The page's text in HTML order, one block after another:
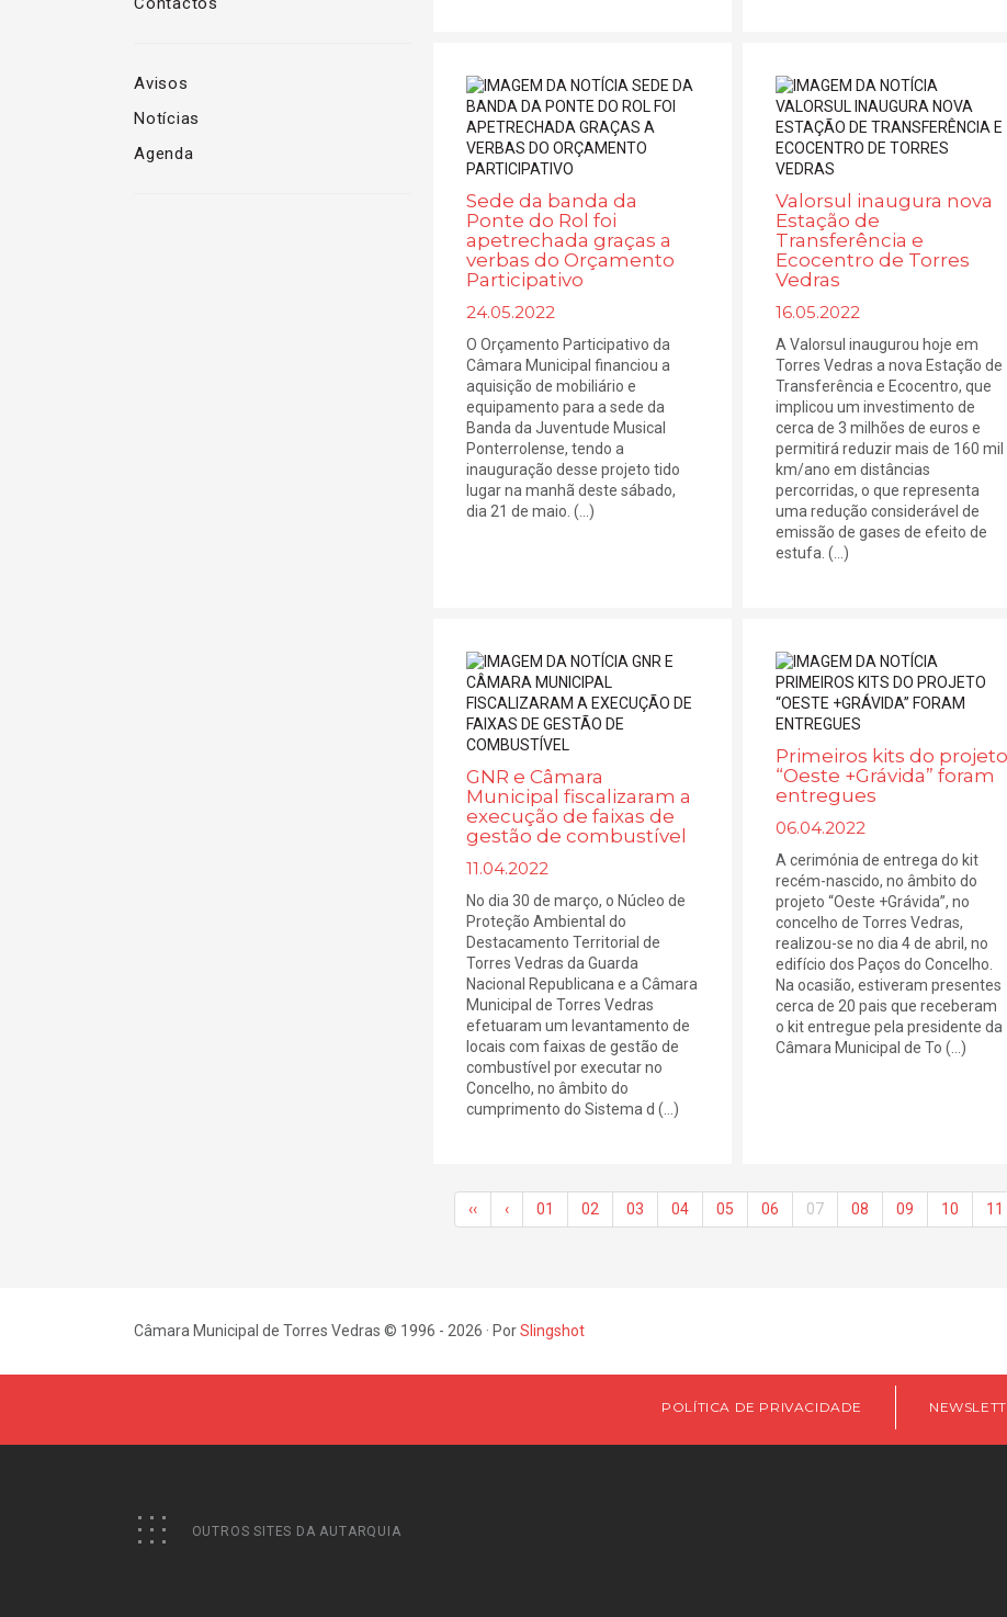
Avisos
Notícias
Agenda
Sede da banda da
Ponte do Rol foi
apetrechada graças a
verbas do Orçamento
Participativo
24.05.2022
O Orçamento Participativo da
Câmara Municipal financiou a
aquisição de mobiliário e
equipamento para a sede da
Banda da Juventude Musical
Ponterrolense, tendo a
inauguração desse projeto tido
lugar na manhã deste sábado,
dia 21 de maio. (...)
Valorsul inaugura nova
Estação de
Transferência e
Ecocentro de Torres
Vedras
16.05.2022
A Valorsul inaugurou hoje em
Torres Vedras a nova Estação de
Transferência e Ecocentro, que
implicou um investimento de
cerca de 3 milhões de euros e
permitirá reduzir mais de 160 mil
km/ano em distâncias
percorridas, o que representa
uma redução considerável de
emissão de gases de efeito de
estufa. (...)
GNR e Câmara
Municipal fiscalizaram a
execução de faixas de
gestão de combustível
11.04.2022
No dia 30 de março, o Núcleo de
Proteção Ambiental do
Destacamento Territorial de
Torres Vedras da Guarda
Nacional Republicana e a Câmara
Municipal de Torres Vedras
efetuaram um levantamento de
locais com faixas de gestão de
combustível por executar no
Concelho, no âmbito do
cumprimento do Sistema d (...)
Primeiros kits do projeto
“Oeste +Grávida” foram
entregues
06.04.2022
A cerimónia de entrega do kit
recém-nascido, no âmbito do
projeto “Oeste +Grávida”, no
concelho de Torres Vedras,
realizou-se no dia 4 de abril, no
edifício dos Paços do Concelho.
Na ocasião, estiveram presentes
cerca de 20 pais que receberam
o kit entregue pela presidente da
Câmara Municipal de To (...)
‹‹ ‹ 01 02 03 04 05 06 07 08 09 10 11
Câmara Municipal de Torres Vedras © 1996 - 2026 · PorSlingshot
POLÍTICA DE PRIVACIDADE
OUTROS SITES DA AUTARQUIA